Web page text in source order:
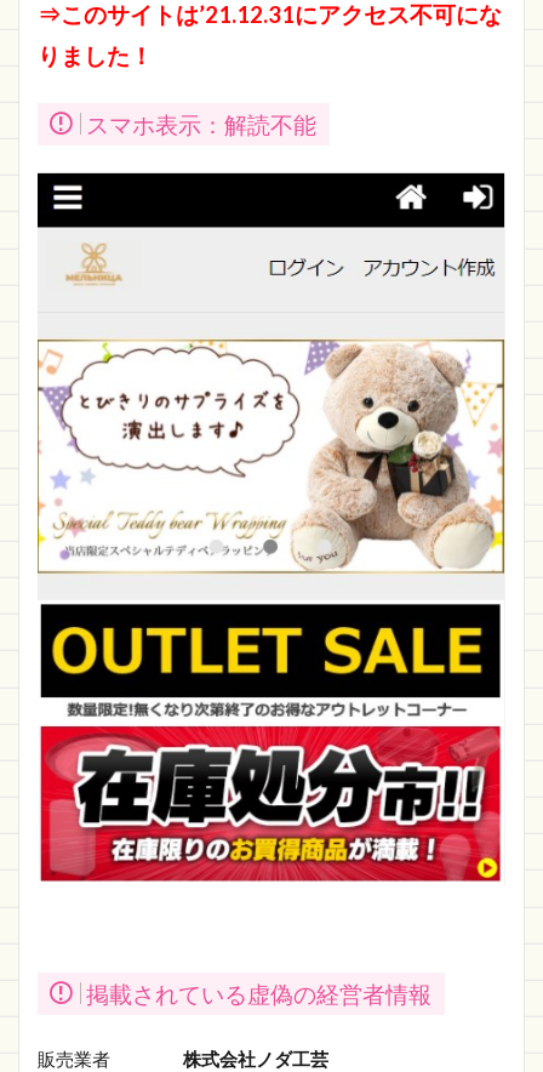
⇒このサイトは’21.12.31にアクセス不可にな
りました！
スマホ表示：解読不能
掲載されている虚偽の経営者情報
販売業者 株式会社ノダ工芸